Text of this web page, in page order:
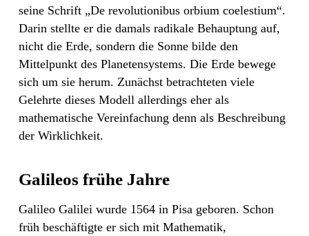
seine Schrift „De revolutionibus orbium coelestium“.
Darin stellte er die damals radikale Behauptung auf,
nicht die Erde, sondern die Sonne bilde den
Mittelpunkt des Planetensystems. Die Erde bewege
sich um sie herum. Zunächst betrachteten viele
Gelehrte dieses Modell allerdings eher als
mathematische Vereinfachung denn als Beschreibung
der Wirklichkeit.
Galileos frühe Jahre
Galileo Galilei wurde 1564 in Pisa geboren. Schon
früh beschäftigte er sich mit Mathematik,